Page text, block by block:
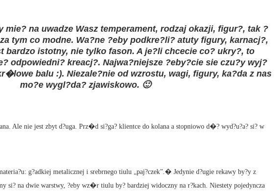
mie? na uwadze Wasz temperament, rodzaj okazji, figur?, tak ?
tym co modne. Wa?ne ?eby podkre?li? atuty figury, karnacj?,
bardzo istotny, nie tylko fason. A je?li chcecie co? ukry?, to
odpowiedni? kreacj?. Najwa?niejsze ?eby?cie sie czu?y wyj?
balu :). Niezale?nie od wzrostu, wagi, figury, ka?da z nas
mo?e wygl?da? zjawiskowo. 🙂
Ale nie jest zbyt d?uga. Prz�d si?ga? klientce do kolana a stopniowo d�? wyd?u?a? si? w
g?adkiej metalicznej i srebrnego tiulu „paj?czek”.� Jedynie d?ugie rekawy by?y z
si? na dwie warstwy, ?eby wz�r tiulu by? bardziej widoczny na r?kach. Niestety pojedyncza